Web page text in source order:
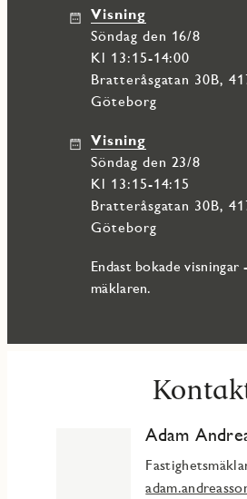
Visning
söndag den 16/8
Kl 13:15-14:00
Bratteråsgatan 30B,
Göteborg
Visning
söndag den 23/8
Kl 13:15-14:15
Bratteråsgatan 30B,
Göteborg
Endast bokade visningar
mäklaren.
Adam